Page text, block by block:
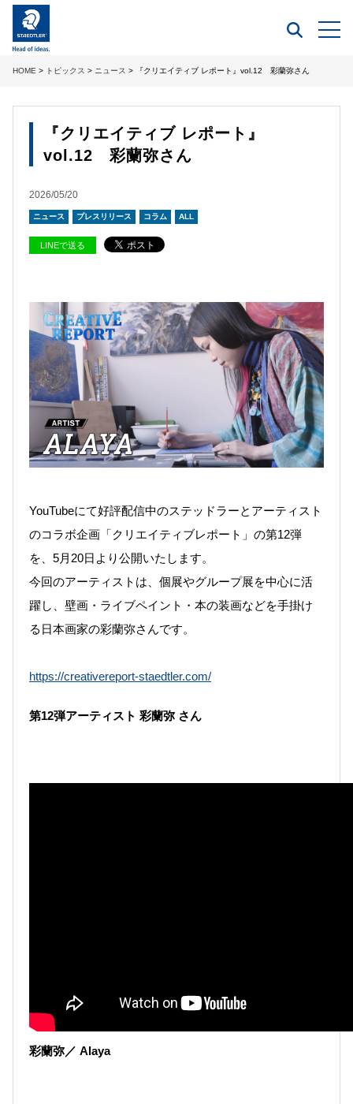
HOME > トピックス > ニュース > 『クリエイティブ レポート』vol.12 彩蘭弥さん
『クリエイティブ レポート』
vol.12 彩蘭弥さん
2026/05/20
ニュース プレスリリース コラム ALL
LINEで送る
YouTubeにて好評配信中のステッドラーとアーティスト
のコラボ企画「クリエイティブレポート」の第12弾
を、5月20日より公開いたします。
今回のアーティストは、個展やグループ展を中心に活
躍し、壁画・ライブペイント・本の装画などを手掛け
る日本画家の彩蘭弥さんです。
https://creativereport-staedtler.com/
第12弾アーティスト 彩蘭弥 さん
彩蘭弥／ Alaya